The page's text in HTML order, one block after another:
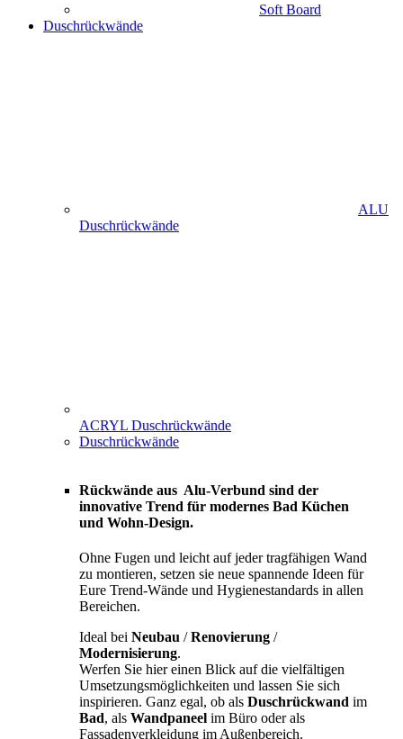
Soft Board
Duschrückwände
ALU
Duschrückwände
ACRYL Duschrückwände
Duschrückwände
Rückwände aus Alu-Verbund sind der
innovative Trend für modernes Bad Küchen
und Wohn-Design.
Ohne Fugen und leicht auf jeder tragfähigen Wand
zu montieren, setzen sie neue spannende Ideen für
Eure Trend-Wände und Hygienestandards in allen
Bereichen.
Ideal bei Neubau /Renovierung /
Modernisierung.
Werfen Sie hier einen Blick auf die vielfältigen
Umsetzungsmöglichkeiten und lassen Sie sich
inspirieren. Ganz egal, ob als Duschrückwand im
Bad, als Wandpaneel im Büro oder als
Fassadenverkleidung im Außenbereich.